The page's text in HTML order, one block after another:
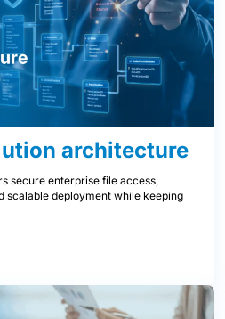
architecture
secure enterprise file access,
scalable deployment while keeping